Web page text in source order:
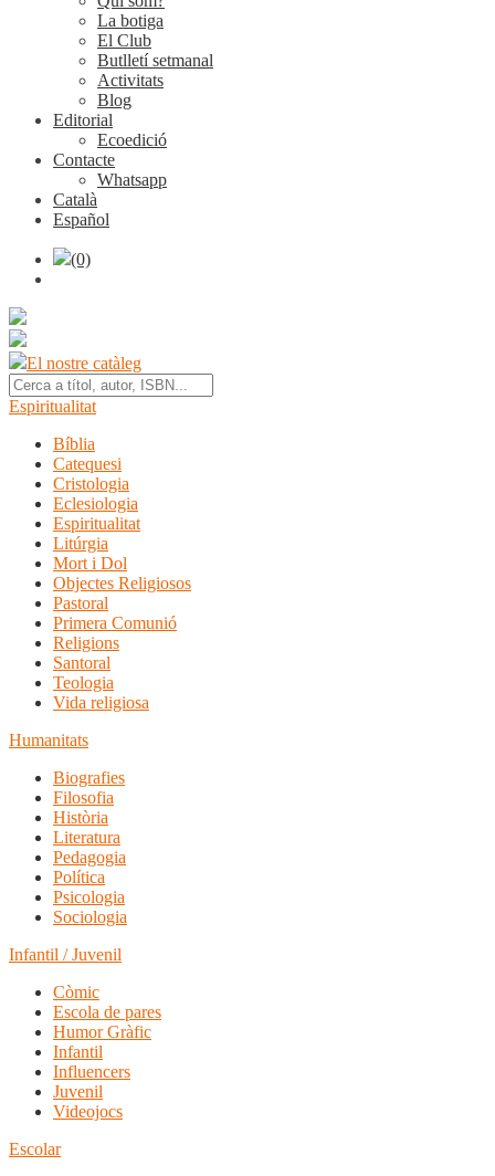
La botiga
El Club
Butlletí setmanal
Activitats
Blog
Editorial
Ecoedició
Contacte
Whatsapp
Català
Español
(0)
El nostre catàleg
Espiritualitat
Bíblia
Catequesi
Cristologia
Eclesiologia
Espiritualitat
Litúrgia
Mort i Dol
Objectes Religiosos
Pastoral
Primera Comunió
Religions
Santoral
Teologia
Vida religiosa
Humanitats
Biografies
Filosofia
Història
Literatura
Pedagogia
Política
Psicologia
Sociologia
Infantil / Juvenil
Còmic
Escola de pares
Humor Gràfic
Infantil
Influencers
Juvenil
Videojocs
Escolar